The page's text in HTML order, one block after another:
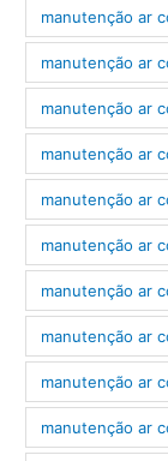
manutenção ar
manutenção ar
manutenção ar
manutenção ar
manutenção ar
manutenção ar
manutenção ar
manutenção ar
manutenção ar
manutenção ar